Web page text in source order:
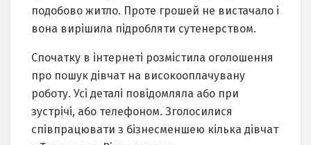
подобово житло. Проте грошей не вистачало і
вона вирішила підробляти сутенерством.
Спочатку в інтернеті розмістила оголошення
про пошук дівчат на високооплачувану
роботу. Усі деталі повідомляла або при
зустрічі, або телефоном. Зголосилися
співпрацювати з бізнесменшею кілька дівчат